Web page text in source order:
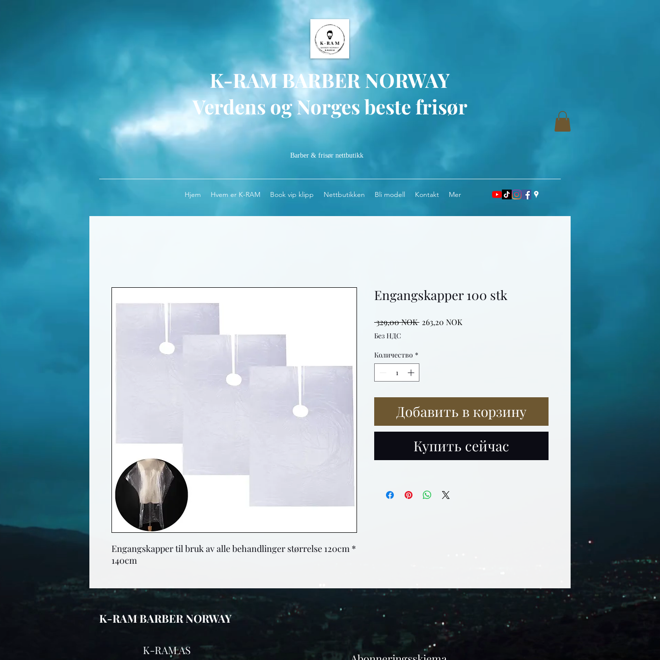
K-RAM BARBER NORWAY
Verdens og Norges beste frisør
Barber & frisør nettbutikk
Hjem Hvem er K-RAM Book vip klipp Nettbutikken Bli modell Kontakt Mer
Engangskapper til bruk av alle behandlinger størrelse 120cm *
140cm
Engangskapper 100 stk
329,00 NOK Обычная
263,20 NOKСпеццена
Без НДС
Количество *
Добавить в корзину
Купить сейчас
K-RAM BARBER NORWAY
K-RAM AS